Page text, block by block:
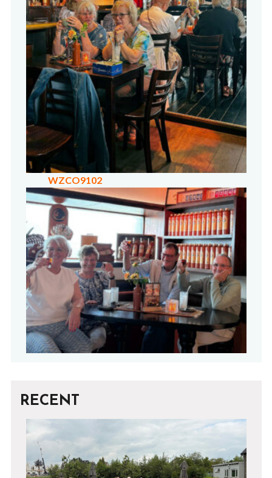
WZCO9102
RECENT